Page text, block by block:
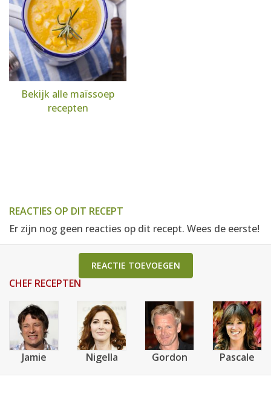
Bekijk alle maïssoep
recepten
REACTIES OP DIT RECEPT
Er zijn nog geen reacties op dit recept. Wees de eerste!
REACTIE TOEVOEGEN
CHEF RECEPTEN
Jamie Nigella Gordon Pascale